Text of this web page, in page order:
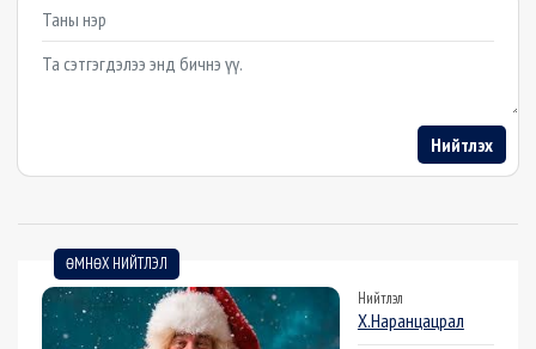
Example textarea
Нийтлэх
ӨМНӨХ НИЙТЛЭЛ
Нийтлэл
Х.Наранцацрал